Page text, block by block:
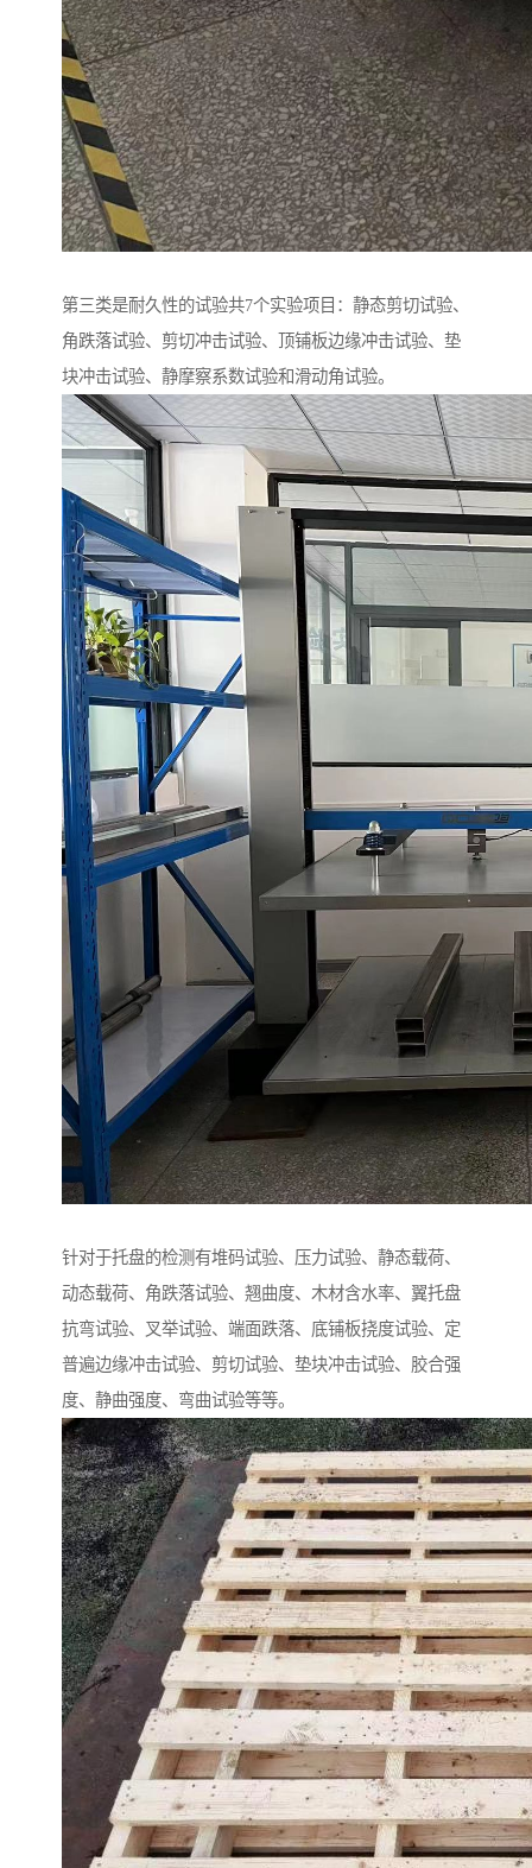
第三类是耐久性的试验共7个实验项目：静态剪切试验、
角跌落试验、剪切冲击试验、顶铺板边缘冲击试验、垫
块冲击试验、静摩察系数试验和滑动角试验。
针对于托盘的检测有堆码试验、压力试验、静态载荷、
动态载荷、角跌落试验、翘曲度、木材含水率、翼托盘
抗弯试验、叉举试验、端面跌落、底铺板挠度试验、定
普遍边缘冲击试验、剪切试验、垫块冲击试验、胶合强
度、静曲强度、弯曲试验等等。